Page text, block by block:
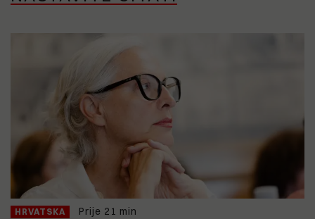
HRVATSKA Prije 21 min